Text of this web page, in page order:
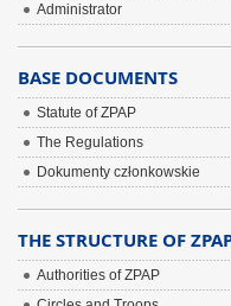
Administrator
BASE DOCUMENTS
Statute of ZPAP
The Regulations
Dokumenty członkowskie
THE STRUCTURE OF
Authorities of ZPAP